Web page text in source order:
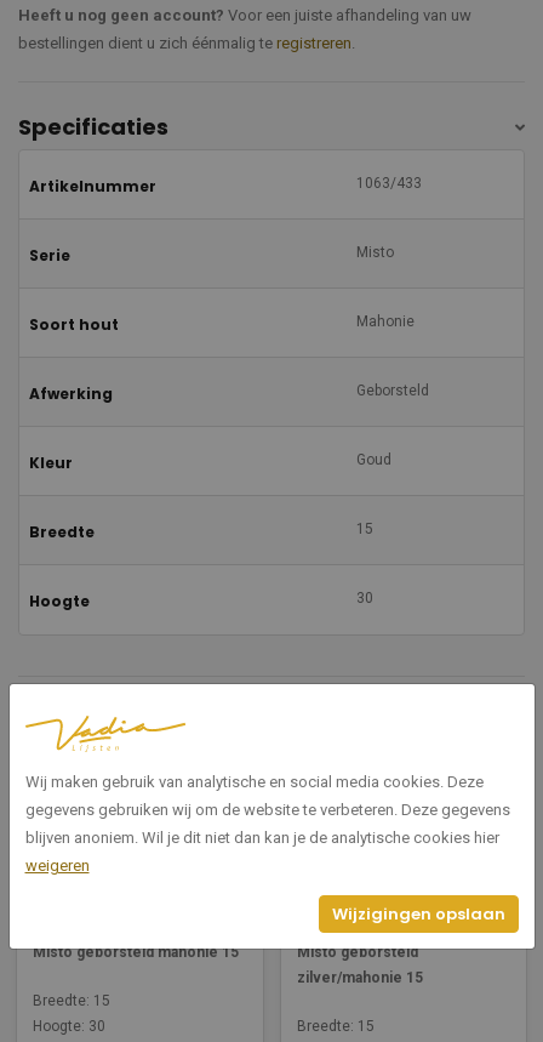
Heeft u nog geen account? Voor een juiste afhandeling van uw
bestellingen dient u zich éénmalig te registreren.
Specificaties
Artikelnummer 1063/433
Serie Misto
Soort hout Mahonie
Afwerking Geborsteld
Kleur Goud
Breedte 15
Hoogte 30
Gerelateerde producten
Misto geborsteld mahonie 15
Breedte: 15
Hoogte: 30
1063/434
Misto geborsteld
zilver/mahonie 15
Breedte: 15
Wij maken gebruik van analytische en social media cookies. Deze
gegevens gebruiken wij om de website te verbeteren. Deze gegevens
blijven anoniem. Wil je dit niet dan kan je de analytische cookies hier
weigeren
Wijzigingen opslaan